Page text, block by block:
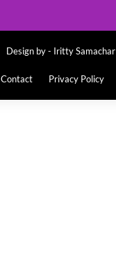
Design by - Iritty Samachar
Contact Privacy Policy